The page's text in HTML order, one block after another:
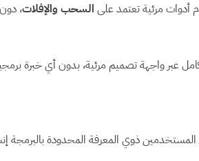
أدوات مرئية تعتمد على السحب والإفلات،
عبر واجهة تصميم مرئية، بدون أي خبرة
أو المستخدمين ذوي المعرفة المحدودة